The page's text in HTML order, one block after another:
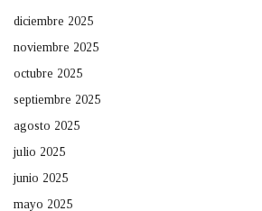
diciembre 2025
noviembre 2025
octubre 2025
septiembre 2025
agosto 2025
julio 2025
junio 2025
mayo 2025